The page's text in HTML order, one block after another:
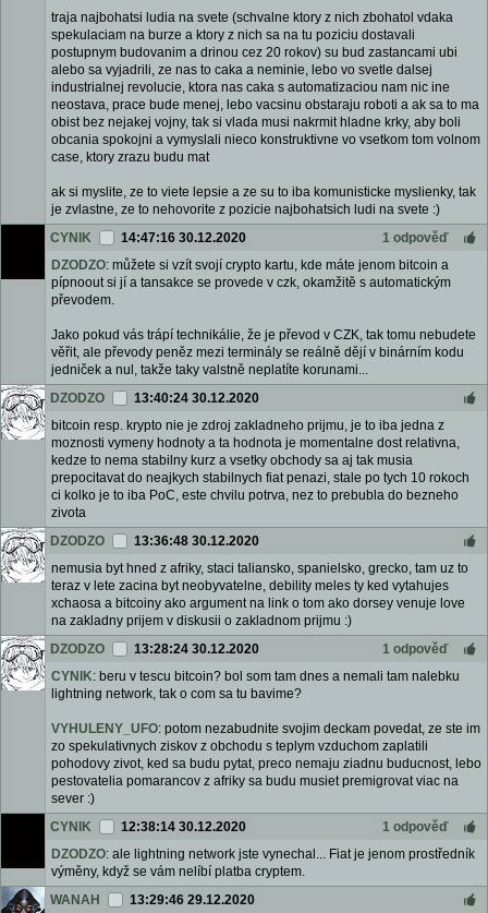
traja najbohatsi ludia na svete (schvalne ktory z nich zbohatol vdaka
spekulaciam na burze a ktory z nich sa na tu poziciu dostavali
postupnym budovanim a drinou cez 20 rokov) su bud zastancami ubi
alebo sa vyjadrili, ze nas to caka a neminie, lebo vo svetle dalsej
industrialnej revolucie, ktora nas caka s automatizaciou nam nic ine
neostava, prace bude menej, lebo vacsinu obstaraju roboti a ak sa to ma
obist bez nejakej vojny, tak si vlada musi nakrmit hladne krky, aby boli
obcania spokojni a vymyslali nieco konstruktivne vo vsetkom tom volnom
case, ktory zrazu budu mat
ak si myslite, ze to viete lepsie a ze su to iba komunisticke myslienky, tak
je zvlastne, ze to nehovorite z pozicie najbohatsich ludi na svete :)
CYNIK
14:47:16 30.12.2020
1 odpověď
DZODZO: můžete si vzít svojí crypto kartu, kde máte jenom bitcoin a
pípnoout si jí a tansakce se provede v czk, okamžitě s automatickým
převodem.
Jako pokud vás trápí technikálie, že je převod v CZK, tak tomu nebudete
věřit, ale převody peněz mezi terminály se reálně dějí v binárním kodu
jedniček a nul, takže taky valstně neplatíte korunami...
DZODZO
13:40:24 30.12.2020
bitcoin resp. krypto nie je zdroj zakladneho prijmu, je to iba jedna z
moznosti vymeny hodnoty a ta hodnota je momentalne dost relativna,
kedze to nema stabilny kurz a vsetky obchody sa aj tak musia
prepocitavat do neajkych stabilnych fiat penazi, stale po tych 10 rokoch
ci kolko je to iba PoC, este chvilu potrva, nez to prebubla do bezneho
zivota
DZODZO
13:36:48 30.12.2020
nemusia byt hned z afriky, staci taliansko, spanielsko, grecko, tam uz to
teraz v lete zacina byt neobyvatelne, debility meles ty ked vytahujes
xchaosa a bitcoiny ako argument na link o tom ako dorsey venuje love
na zakladny prijem v diskusii o zakladnom prijmu :)
DZODZO
13:28:24 30.12.2020
1 odpověď
CYNIK: beru v tescu bitcoin? bol som tam dnes a nemali tam nalebku
lightning network, tak o com sa tu bavime?
VYHULENY_UFO: potom nezabudnite svojim deckam povedat, ze ste im
zo spekulativnych ziskov z obchodu s teplym vzduchom zaplatili
pohodovy zivot, ked sa budu pytat, preco nemaju ziadnu buducnost, lebo
pestovatelia pomarancov z afriky sa budu musiet premigrovat viac na
sever :)
CYNIK
12:38:14 30.12.2020
1 odpověď
DZODZO: ale lightning network jste vynechal... Fiat je jenom prostředník
výměny, když se vám nelíbí platba cryptem.
WANAH
13:29:46 29.12.2020